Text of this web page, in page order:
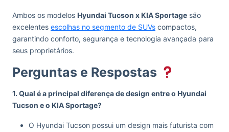
Ambos os modelos Hyundai Tucson x KIA Sportage são
excelentes escolhas no segmento de SUVs compactos,
garantindo conforto, segurança e tecnologia avançada para
seus proprietários.
Perguntas e Respostas
1. Qual é a principal diferença de design entre o Hyundai
Tucson e o KIA Sportage?
O Hyundai Tucson possui um design mais futurista com